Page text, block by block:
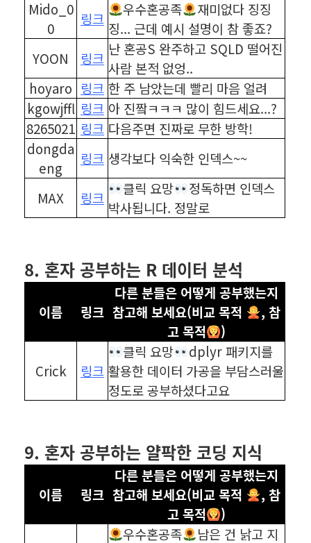
Mido_0
0
링크
우수혼공족
재미없다 징징
징... 근데 예시 설명이 참 좋죠?
YOON
링크
난 혼공S 완주하고 SQLD 떨어진
사람 본적 없엉..
hoyaro 링크 한 주 남았는데 빨리 마음 얼려
kgowjffl 링크 아 진짴ㅋㅋㅋ 많이 힘드세요...?
8265021 링크 다음주면 진짜로 무한 방학!
dongda
eng
링크 생각보다 익숙한 인덱스~~
MAX 링크
클릭 요망
정독하면 인덱스
박사됩니다. 정말로
8. 혼자 공부하는 R 데이터 분석
이름 링크
다른 분들은 어떻게 공부했는지
참고해 보세요(비교 목적
, 참
고 목적
)
Crick 링크
클릭 요망
dplyr 패키지를
활용한 데이터 가공을 부담스러울
정도로 공부하셨다고요
9. 혼자 공부하는 얄팍한 코딩 지식
이름 링크
다른 분들은 어떻게 공부했는지
참고해 보세요(비교 목적
, 참
고 목적
)
우수혼공족
남은 건 낡고 지